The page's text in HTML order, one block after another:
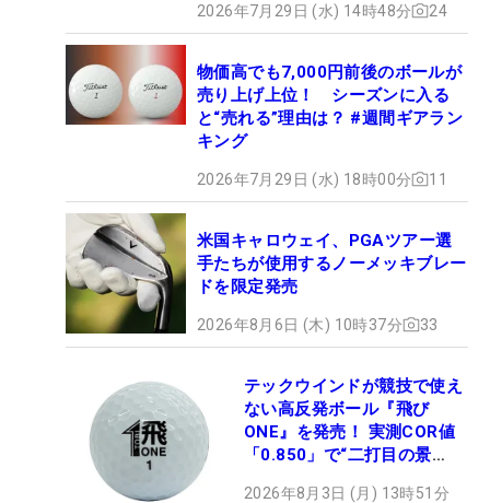
2026年7月29日 (水) 14時48分 24
物価高でも7,000円前後のボールが
売り上げ上位！ シーズンに入る
と“売れる”理由は？ #週間ギアラン
キング
2026年7月29日 (水) 18時00分 11
米国キャロウェイ、PGAツアー選
手たちが使用するノーメッキブレー
ドを限定発売
2026年8月6日 (木) 10時37分 33
テックウインドが競技で使え
ない高反発ボール『飛び
ONE』を発売！ 実測COR値
「0.850」で“二打目の景
2026年8月3日 (月) 13時51分